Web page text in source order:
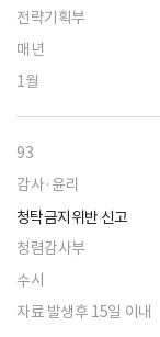
전략기획부
매년
1월
93
감사·윤리
청탁금지위반 신고
청렴감사부
수시
자료 발생후 15일 이내